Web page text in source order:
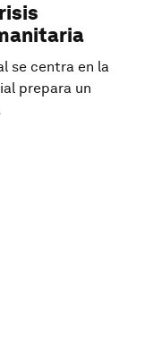
se centra en la
prepara un